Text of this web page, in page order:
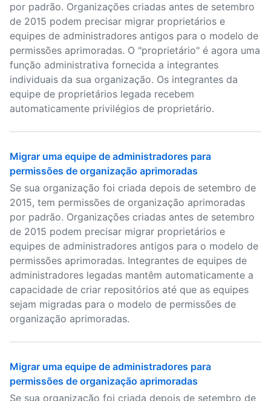
por padrão. Organizações criadas antes de setembro
de 2015 podem precisar migrar proprietários e
equipes de administradores antigos para o modelo de
permissões aprimoradas. O "proprietário" é agora uma
função administrativa fornecida a integrantes
individuais da sua organização. Os integrantes da
equipe de proprietários legada recebem
automaticamente privilégios de proprietário.
Migrar uma equipe de administradores para
permissões de organização aprimoradas
Se sua organização foi criada depois de setembro de
2015, tem permissões de organização aprimoradas
por padrão. Organizações criadas antes de setembro
de 2015 podem precisar migrar proprietários e
equipes de administradores antigos para o modelo de
permissões aprimoradas. Integrantes de equipes de
administradores legadas mantêm automaticamente a
capacidade de criar repositórios até que as equipes
sejam migradas para o modelo de permissões de
organização aprimoradas.
Migrar uma equipe de administradores para
permissões de organização aprimoradas
Se sua organização foi criada depois de setembro de